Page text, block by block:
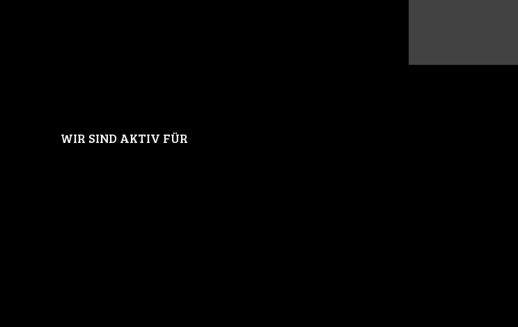
WIR SIND AKTIV FÜR